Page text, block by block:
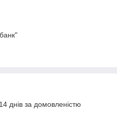
днів за домовленістю